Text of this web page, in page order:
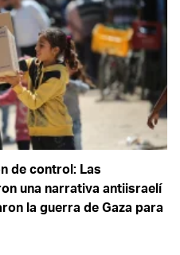
de control: Las
una narrativa antiisraelí
la guerra de Gaza para